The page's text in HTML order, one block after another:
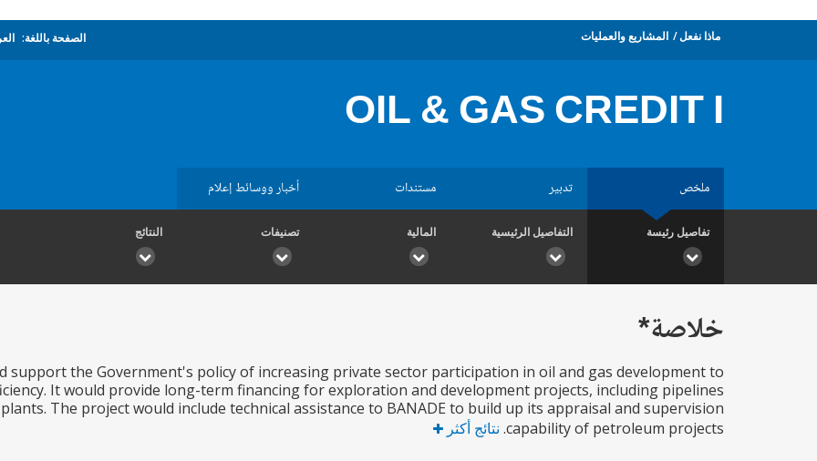
ماذا نفعل المشاريع والعمليات الصفحة باللغة:
OIL & GAS CREDIT I
ملخص تدبير مستندات أخبار ووسائط إعلام
تفاصيل رئيسة التفاصيل الرئيسية المالية تصنيفات النتائج
خلاصة*
support the Government's policy of increasing private sector participation in oil and gas development to
It would provide long-term financing for exploration and development projects, including pipelines
The project would include technical assistance to BANADE to build up its appraisal and supervision
capability of petroleum projects. نتائج أكثر